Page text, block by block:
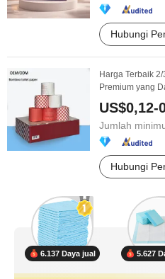
Hubungi
Harga Terbaik
Premium yang
US$0,12-
Jumlah
Hubungi
6.137 Daya jual 5.627